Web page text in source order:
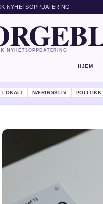
NYHETSOPPDATERING
NYHETSOPPDATERING
HJEM
LOKALT NÆRINGSLIV POLITIKK